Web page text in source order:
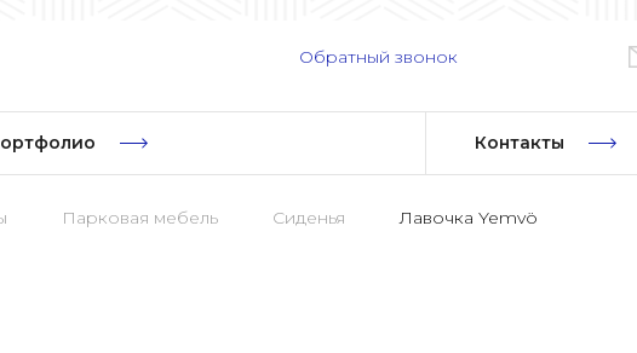
Обратный звонок
Контакты
Парковая мебель Сиденья Лавочка Yemvö